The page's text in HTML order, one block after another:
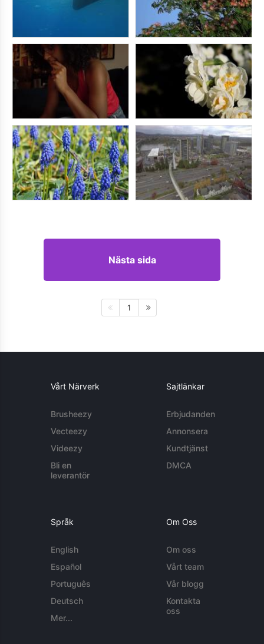
Nästa sida
1
Vårt Närverk
Brusheezy
Vecteezy
Videezy
Bli en
leverantör
Sajtlänkar
Erbjudanden
Annonsera
Kundtjänst
DMCA
Språk
English
Español
Português
Deutsch
Mer...
Om Oss
Om oss
Vårt team
Vår blogg
Kontakta
oss